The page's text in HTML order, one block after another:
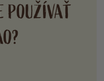
POUŽÍVAŤ